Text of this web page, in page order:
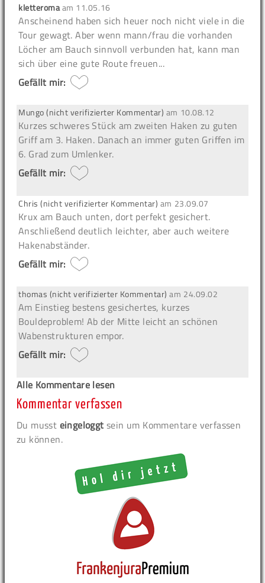
kletteromaam 11.05.16
Anscheinend haben sich heuer noch nicht viele in die
Tour gewagt. Aber wenn mann/frau die vorhanden
Löcher am Bauch sinnvoll verbunden hat, kann man
sich über eine gute Route freuen...
Gefällt mir:
Mungo (nicht verifizierter Kommentar) am 10.08.12
Kurzes schweres Stück am zweiten Haken zu guten
Griff am 3. Haken. Danach an immer guten Griffen im
6. Grad zum Umlenker.
Gefällt mir:
Chris (nicht verifizierter Kommentar) am 23.09.07
Krux am Bauch unten, dort perfekt gesichert.
Anschließend deutlich leichter, aber auch weitere
Hakenabständer.
Gefällt mir:
thomas (nicht verifizierter Kommentar) am 24.09.02
Am Einstieg bestens gesichertes, kurzes
Bouldeproblem! Ab der Mitte leicht an schönen
Wabenstrukturen empor.
Gefällt mir:
Alle Kommentare lesen
Kommentar verfassen
Du musst eingeloggt sein um Kommentare verfassen
zu können.